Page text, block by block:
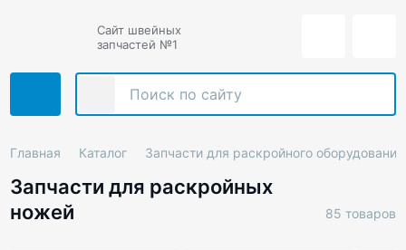
Сайт швейных
запчастей №1
Главная Каталог Запчасти для раскройного оборудования
Запчасти для раскройных
ножей
85 товаров